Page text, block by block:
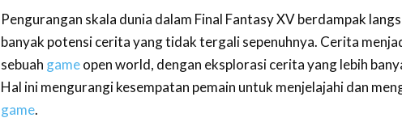
Pengurangan skala dunia dalam Final Fantasy XV berdampak
banyak potensi cerita yang tidak tergali sepenuhnya. Cerita
sebuah gameopen world, dengan eksplorasi cerita yang lebih
Hal ini mengurangi kesempatan pemain untuk menjelajahi dan
game.